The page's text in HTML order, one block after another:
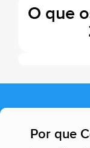
O que
Por que